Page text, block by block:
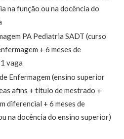
na função ou na docência do
PA Pediatria SADT (curso
+ 6 meses de
vaga
Enfermagem (ensino superior
afins + título de mestrado +
diferencial + 6 meses de
na docência do ensino superior)